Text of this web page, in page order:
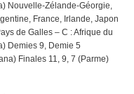
Nouvelle-Zélande-Géorgie,
France, Irlande, Japon
de Galles – C : Afrique du
Demies 9, Demie 5
Finales 11, 9, 7 (Parme)